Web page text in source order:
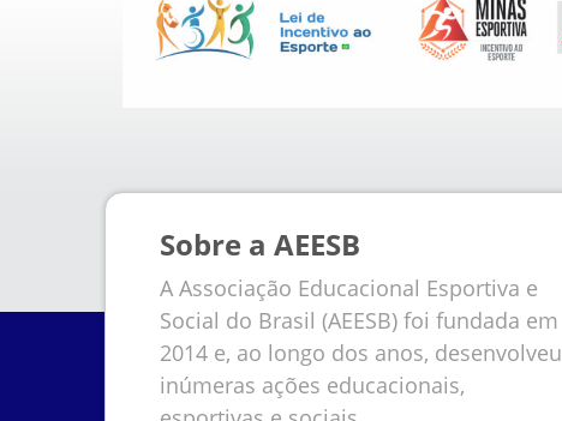
Sobre a AEESB
A Associação Educacional Esportiva e
Social do Brasil (AEESB) foi fundada em
2014 e, ao longo dos anos, desenvolveu
inúmeras ações educacionais,